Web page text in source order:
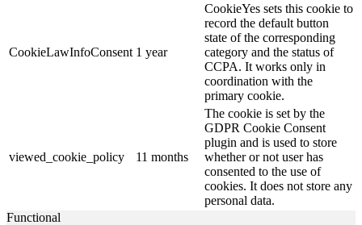
CookieLawInfoConsent 1 year
CookieYes sets this cookie to
record the default button
state of the corresponding
category and the status of
CCPA. It works only in
coordination with the
primary cookie.
viewed_cookie_policy 11 months
The cookie is set by the
GDPR Cookie Consent
plugin and is used to store
whether or not user has
consented to the use of
cookies. It does not store any
personal data.
Functional